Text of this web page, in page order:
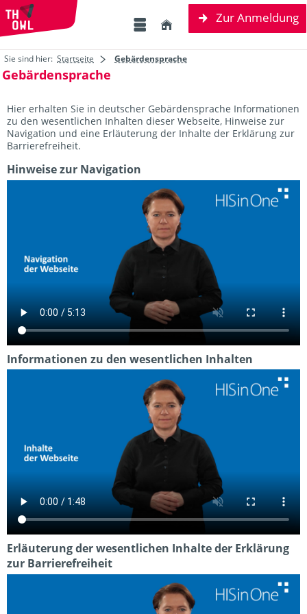
Zur Anmeldung
Sie sind hier: Startseite Gebärdensprache
Gebärdensprache
Hier erhalten Sie in deutscher Gebärdensprache Informationen
zu den wesentlichen Inhalten dieser Webseite, Hinweise zur
Navigation und eine Erläuterung der Inhalte der Erklärung zur
Barrierefreiheit.
Hinweise zur Navigation
Informationen zu den wesentlichen Inhalten
Erläuterung der wesentlichen Inhalte der Erklärung
zur Barrierefreiheit